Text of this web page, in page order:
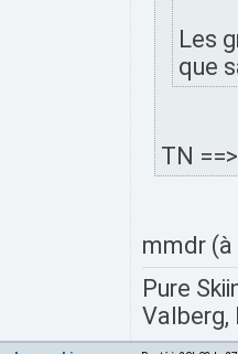
Les
que
TN
mmdr
Pure
Valberg,